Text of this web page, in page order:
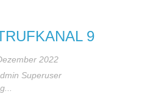
9
2022
Superuser